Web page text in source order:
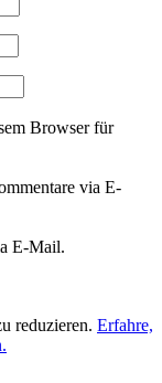
Browser für
via E-
E-Mail.
reduzieren. Erfahre,